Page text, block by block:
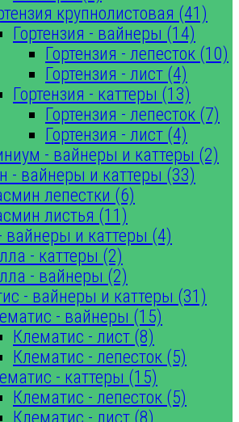
крупнолистовая (41)
Гортензия - вайнеры (14)
Гортензия - лепесток (10)
Гортензия - лист (4)
Гортензия - каттеры (13)
Гортензия - лепесток (7)
Гортензия - лист (4)
- вайнеры и каттеры (2)
- вайнеры и каттеры (33)
лепестки (6)
листья (11)
вайнеры и каттеры (4)
- каттеры (2)
- вайнеры (2)
- вайнеры и каттеры (31)
- вайнеры (15)
Клематис - лист (8)
Клематис - лепесток (5)
- каттеры (15)
Клематис - лепесток (5)
Клематис - лист (8)